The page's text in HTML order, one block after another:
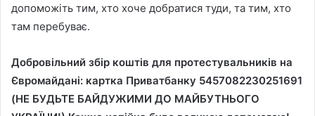
допоможіть тим, хто хоче добратися туди, та тим, хто
там перебуває.
Добровільний збір коштів для протестувальників на
Євромайдані: картка Приватбанку 5457082230251691
(НЕ БУДЬТЕ БАЙДУЖИМИ ДО МАЙБУТНЬОГО